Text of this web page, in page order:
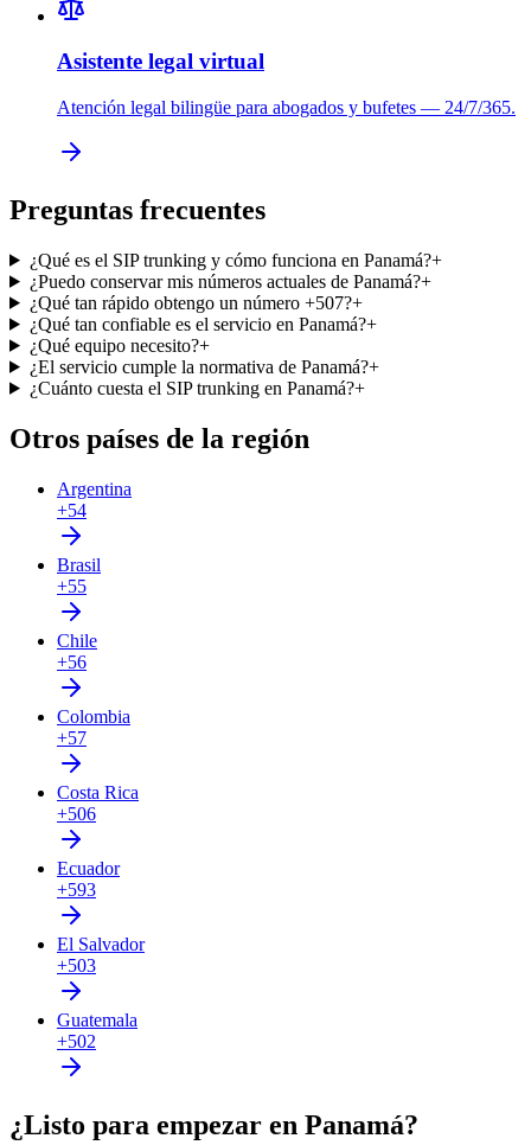
Asistente legal virtual
Atención legal bilingüe para abogados y bufetes — 24/7/365.
Preguntas frecuentes
¿Qué es el SIP trunking y cómo funciona en Panamá?+
¿Puedo conservar mis números actuales de Panamá?+
¿Qué tan rápido obtengo un número +507?+
¿Qué tan confiable es el servicio en Panamá?+
¿Qué equipo necesito?+
¿El servicio cumple la normativa de Panamá?+
¿Cuánto cuesta el SIP trunking en Panamá?+
Otros países de la región
Argentina
+54
Brasil
+55
Chile
+56
Colombia
+57
Costa Rica
+506
Ecuador
+593
El Salvador
+503
Guatemala
+502
¿Listo para empezar en Panamá?